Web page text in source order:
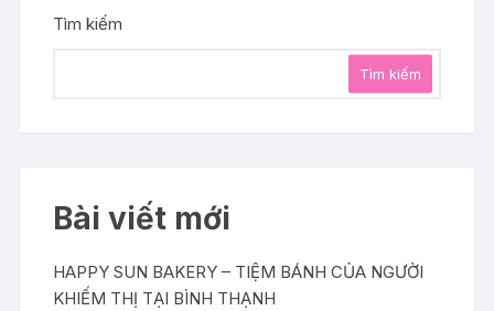
Tìm kiếm
Tìm kiếm
Bài viết mới
HAPPY SUN BAKERY – TIỆM BÁNH CỦA NGƯỜI
KHIẾM THỊ TẠI BÌNH THẠNH